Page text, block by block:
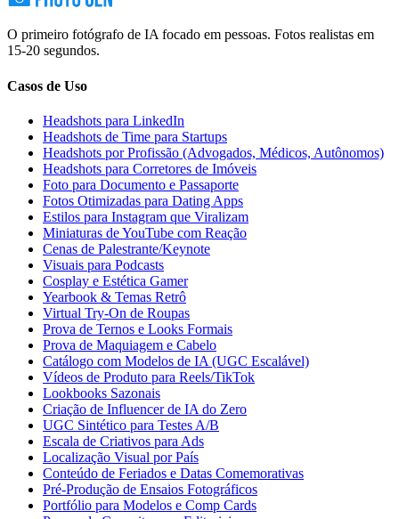
O primeiro fotógrafo de IA focado em pessoas. Fotos realistas em
15-20 segundos.
Casos de Uso
Headshots para LinkedIn
Headshots de Time para Startups
Headshots por Profissão (Advogados, Médicos, Autônomos)
Headshots para Corretores de Imóveis
Foto para Documento e Passaporte
Fotos Otimizadas para Dating Apps
Estilos para Instagram que Viralizam
Miniaturas de YouTube com Reação
Cenas de Palestrante/Keynote
Visuais para Podcasts
Cosplay e Estética Gamer
Yearbook & Temas Retrô
Virtual Try-On de Roupas
Prova de Ternos e Looks Formais
Prova de Maquiagem e Cabelo
Catálogo com Modelos de IA (UGC Escalável)
Vídeos de Produto para Reels/TikTok
Lookbooks Sazonais
Criação de Influencer de IA do Zero
UGC Sintético para Testes A/B
Escala de Criativos para Ads
Localização Visual por País
Conteúdo de Feriados e Datas Comemorativas
Pré-Produção de Ensaios Fotográficos
Portfólio para Modelos e Comp Cards